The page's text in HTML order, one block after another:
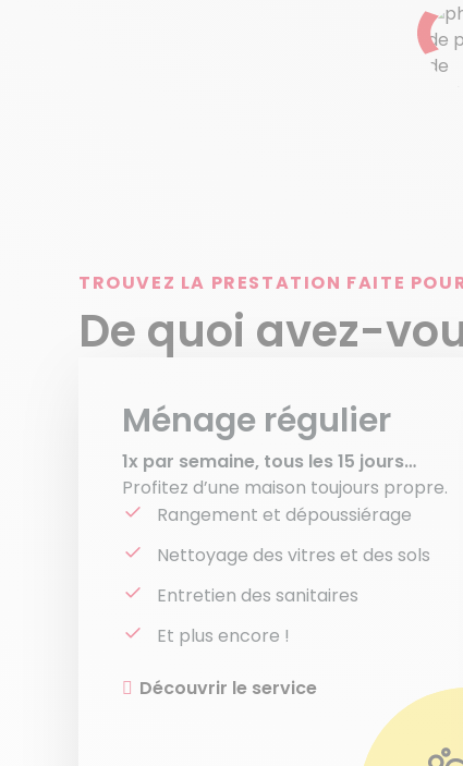
TROUVEZ LA PRESTATION FAITE
De quoi avez-
Ménage régulier
1x par semaine, tous les 15 jours…
Profitez d’une maison toujours propre.
Rangement et dépoussiérage
Nettoyage des vitres et des sols
Entretien des sanitaires
Et plus encore !
Découvrir le service